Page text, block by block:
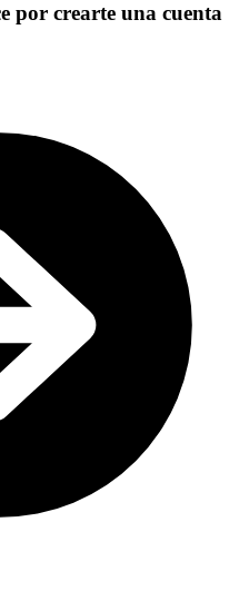
por crearte una cuenta